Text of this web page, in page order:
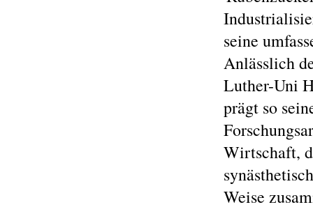
seine
Anlässlich
Luther-Uni
prägt so
Wirtschaft,
Weise